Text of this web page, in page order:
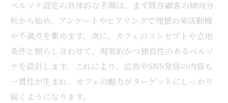
ペルソナ設定の具体的な手順は、まず既存顧客の傾向分
析から始め、アンケートやヒアリングで理想の来店動機
や不満点を集めます。次に、カフェのコンセプトや立地
条件と照らし合わせて、現実的かつ独自性のあるペルソ
ナを設計します。これにより、広告やSNS発信の内容も
一貫性が生まれ、カフェの魅力がターゲットにしっかり
届くようになります。